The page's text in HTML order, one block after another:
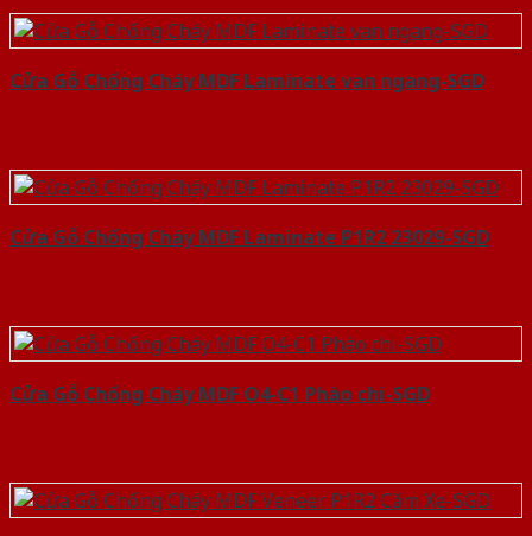
Cửa Gỗ Chống Cháy MDF Laminate van ngang-SGD
Cửa Gỗ Chống Cháy MDF Laminate P1R2 23029-SGD
Cửa Gỗ Chống Cháy MDF O4-C1 Phào chi-SGD